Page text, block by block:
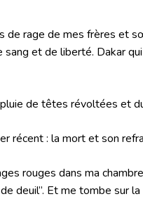
de rage de mes frères et
et de liberté. Dakar
pluie de têtes révoltées et
récent : la mort et son
rouges dans ma
de deuil”. Et me tombe sur